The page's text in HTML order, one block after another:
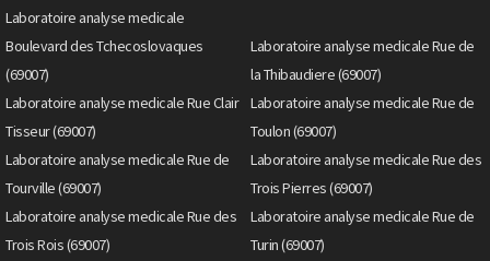
Laboratoire analyse medicale
Boulevard des Tchecoslovaques
(69007)
Laboratoire analyse medicale Rue de
la Thibaudiere (69007)
Laboratoire analyse medicale Rue Clair
Tisseur (69007)
Laboratoire analyse medicale Rue de
Toulon (69007)
Laboratoire analyse medicale Rue de
Tourville (69007)
Laboratoire analyse medicale Rue des
Trois Pierres (69007)
Laboratoire analyse medicale Rue des
Trois Rois (69007)
Laboratoire analyse medicale Rue de
Turin (69007)